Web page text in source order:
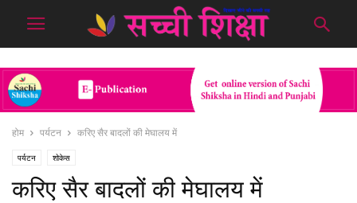
होम पर्यटन करिए सैर बादलों की मेघालय में
पर्यटन शोकेस
करिए सैर बादलों की मेघालय में